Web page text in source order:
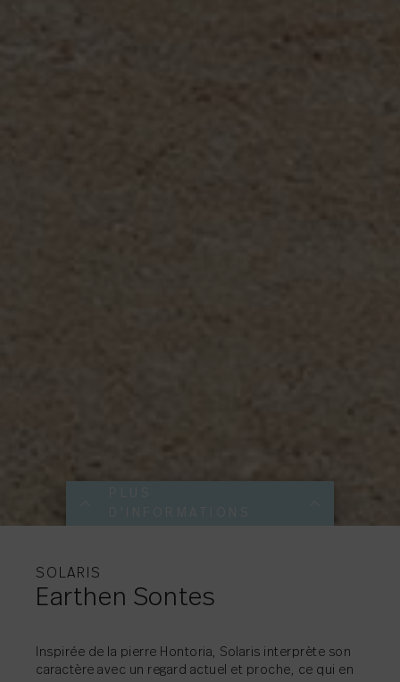
PARTAGER →
SOLARIS
Earthen Sontes
Inspirée de la pierre Hontoria, Solaris interprète son
caractère avec un regard actuel et proche, ce qui en